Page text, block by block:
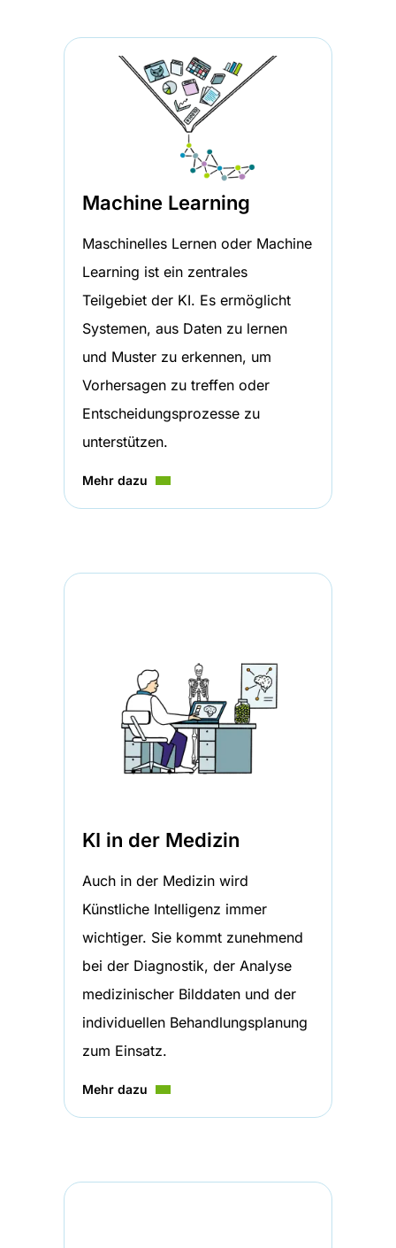
Machine Learning
Maschinelles Lernen oder Machine
Learning ist ein zentrales
Teilgebiet der KI. Es ermöglicht
Systemen, aus Daten zu lernen
und Muster zu erkennen, um
Vorhersagen zu treffen oder
Entscheidungsprozesse zu
unterstützen.
Mehr dazu
KI in der Medizin
Auch in der Medizin wird
Künstliche Intelligenz immer
wichtiger. Sie kommt zunehmend
bei der Diagnostik, der Analyse
medizinischer Bilddaten und der
individuellen Behandlungsplanung
zum Einsatz.
Mehr dazu